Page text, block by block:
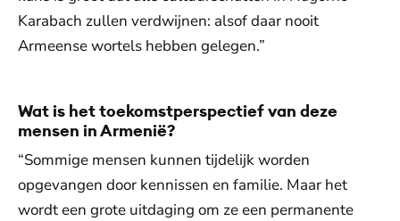
Karabach zullen verdwijnen: alsof daar nooit
Armeense wortels hebben gelegen.”
Wat is het toekomstperspectief van deze
mensen in Armenië?
“Sommige mensen kunnen tijdelijk worden
opgevangen door kennissen en familie. Maar het
wordt een grote uitdaging om ze een permanente